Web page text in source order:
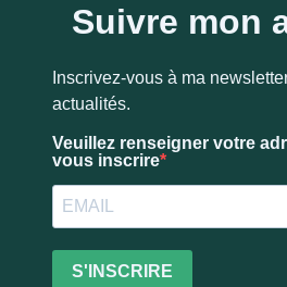
Suivre mon
Inscrivez-vous à ma
actualités.
Veuillez renseigner votre
vous inscrire
S'INSCRIRE